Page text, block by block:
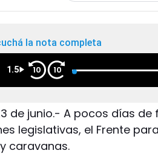
la nota completa
1.5 10 10
de junio.- A pocos días
legislativas, el Frente
caravanas.